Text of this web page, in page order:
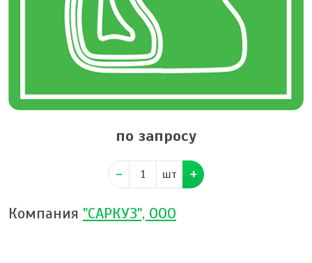
по запросу
шт
Компания "САРКУЗ", ООО